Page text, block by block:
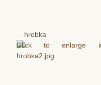
hrobka